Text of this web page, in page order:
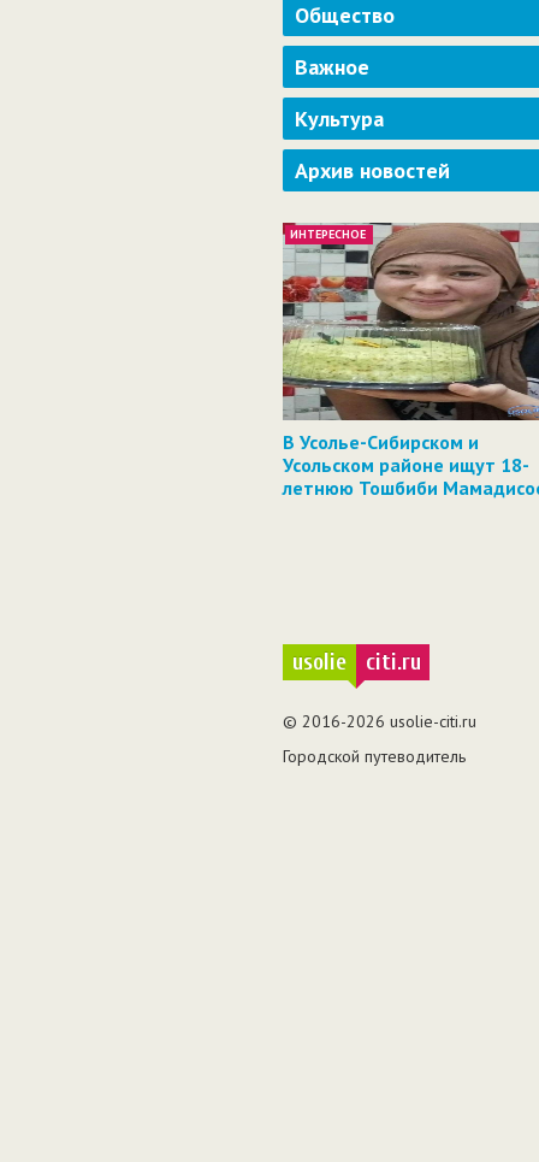
Общество
Важное
Культура
Архив новостей
ИНТЕРЕСНОЕ
️В Усолье-Сибирском и
Усольском районе ищут 18-
летнюю Тошбиби
usolie citi.ru
© 2016-2026 usolie-citi.ru
Городской путеводитель